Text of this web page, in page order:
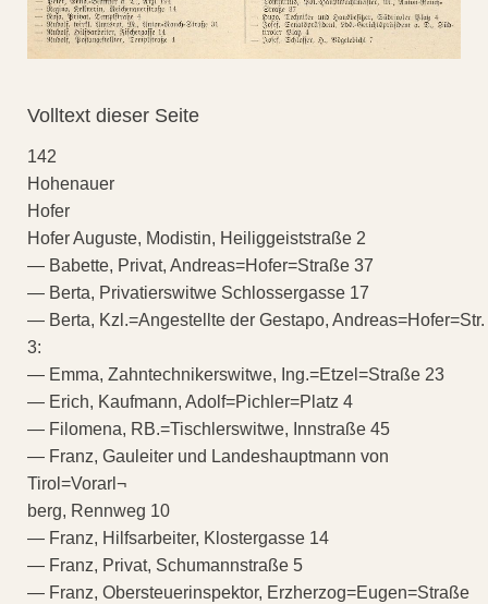
Volltext dieser Seite
142
Hohenauer
Hofer
Hofer Auguste, Modistin, Heiliggeiststraße 2
— Babette, Privat, Andreas=Hofer=Straße 37
— Berta, Privatierswitwe Schlossergasse 17
— Berta, Kzl.=Angestellte der Gestapo, Andreas=Hofer=Str.
3:
— Emma, Zahntechnikerswitwe, Ing.=Etzel=Straße 23
— Erich, Kaufmann, Adolf=Pichler=Platz 4
— Filomena, RB.=Tischlerswitwe, Innstraße 45
— Franz, Gauleiter und Landeshauptmann von
Tirol=Vorarl¬
berg, Rennweg 10
— Franz, Hilfsarbeiter, Klostergasse 14
— Franz, Privat, Schumannstraße 5
— Franz, Obersteuerinspektor, Erzherzog=Eugen=Straße